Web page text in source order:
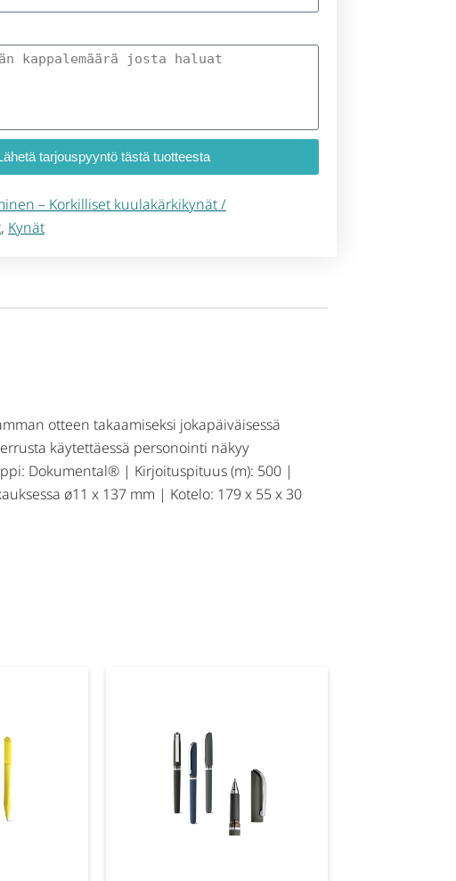
tarjouspyyntö tästä tuotteesta
– Korkilliset kuulakärkikynät /
, Kynät
otteen takaamiseksi jokapäiväisessä
käytettäessä personointi näkyy
Dokumental® | Kirjoituspituus (m): 500 |
ø11 x 137 mm | Kotelo: 179 x 55 x 30